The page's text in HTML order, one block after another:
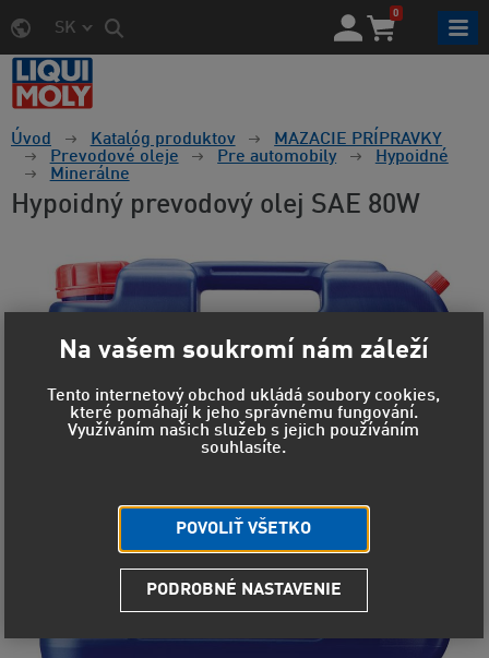
SK
0
Úvod Katalóg produktov
MAZACIE PRÍPRAVKY
Prevodové oleje
Pre automobily
Hypoidné
Minerálne
Hypoidný prevodový olej SAE 80W
Na vašem soukromí nám záleží
Tento internetový obchod ukládá soubory cookies,
které pomáhají k jeho správnému fungování.
Využíváním našich služeb s jejich používáním
souhlasíte.
POVOLIŤ VŠETKO
PODROBNÉ NASTAVENIE